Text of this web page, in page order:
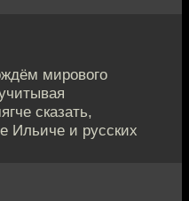
мирового
сказать,
Ильиче и русских